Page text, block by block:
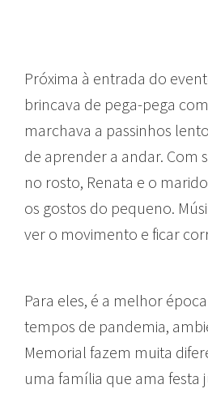
Próxima à entrada do
brincava de pega-pega
marchava a passinhos
de aprender a andar. Com
no rosto, Renata e o
os gostos do pequeno.
ver o movimento e ficar
Para eles, é a melhor
tempos de pandemia,
Memorial fazem muita
uma família que ama festa